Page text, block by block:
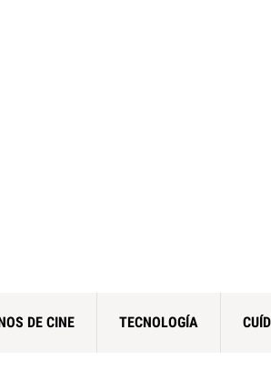
DE CINE TECNOLOGÍA